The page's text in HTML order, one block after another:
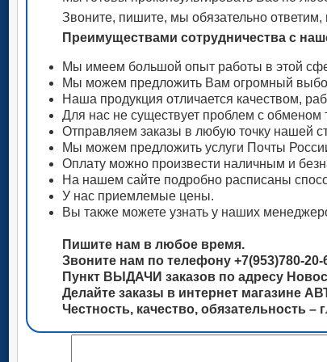
Звоните, пишите, мы обязательно
Преимуществами сотрудничества с
Мы имеем большой опыт работы в этой
Мы можем предложить Вам огромный
Наша продукция отличается качеством,
Для нас не существует проблем с обменом
Отправляем заказы в любую точку нашей
Мы можем предложить услуги Почты
Оплату можно произвести наличным и
На нашем сайте подробно расписаны
У нас приемлемые цены.
Вы также можете узнать у наших
Пишите нам в любое время.
Звоните нам по телефону +7(953)780-
Пункт ВЫДАЧИ заказов по адресу
Делайте заказы в интернет магазине
Честность, качество, обязательность